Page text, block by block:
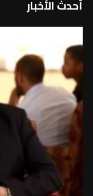
أحدث الأخبار